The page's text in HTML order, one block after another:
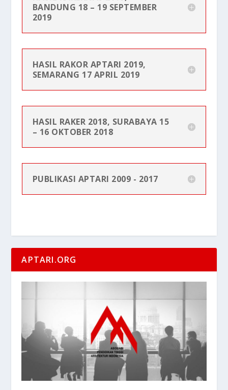
BANDUNG 18 – 19 SEPTEMBER
2019
HASIL RAKOR APTARI 2019,
SEMARANG 17 APRIL 2019
HASIL RAKER 2018, SURABAYA 15
– 16 OKTOBER 2018
PUBLIKASI APTARI 2009 - 2017
APTARI.ORG